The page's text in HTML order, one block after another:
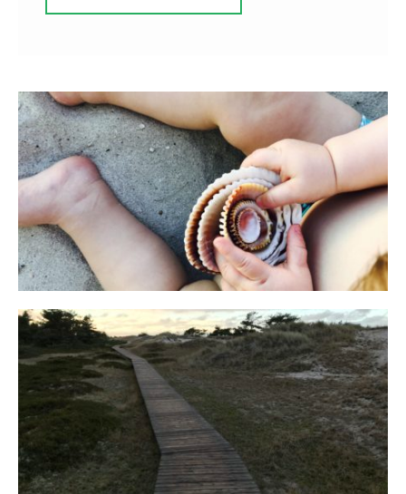
Reisen in der Elternzeit
16. SEPTEMBER 2019
Fischland
12. FEBRUAR 2019